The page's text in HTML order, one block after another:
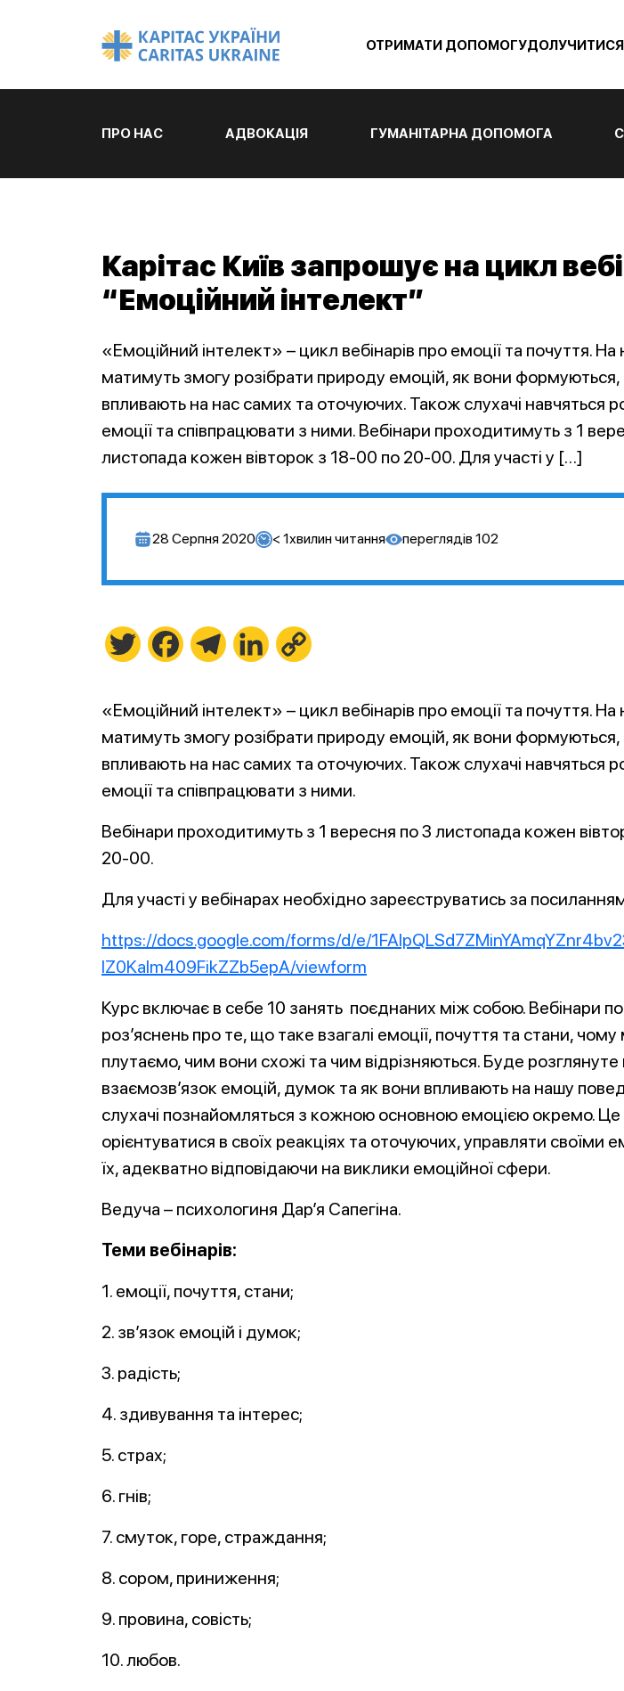
ОТРИМАТИ ДОПОМОГУДОЛУЧИТИСЯ
ПРО НАС АДВОКАЦІЯ ГУМАНІТАРНА ДОПОМОГА
Карітас Київ запрошує на цикл
“Емоційний інтелект”
«Емоційний інтелект» – цикл вебінарів про емоції та почуття. На
матимуть змогу розібрати природу емоцій, як вони формуються,
впливають на нас самих та оточуючих. Також слухачі навчяться
емоції та співпрацювати з ними. Вебінари проходитимуть з 1
листопада кожен вівторок з 18-00 по 20-00. Для участі у […]
28 Серпня 2020 < 1хвилин читання переглядів 102
Twitter FacebookTelegramLinkedIn
«Емоційний інтелект» – цикл вебінарів про емоції та почуття. На
матимуть змогу розібрати природу емоцій, як вони формуються,
впливають на нас самих та оточуючих. Також слухачі навчяться
емоції та співпрацювати з ними.
Вебінари проходитимуть з 1 вересня по 3 листопада кожен
20-00.
Для участі у вебінарах необхідно зареєструватись за
https://docs.google.com/forms/d/e/
IZ0KaIm409FikZZb5epA/viewform
Курс включає в себе 10 занять поєднаних між собою. Вебінари
роз’яснень про те, що таке взагалі емоції, почуття та стани, чому
плутаємо, чим вони схожі та чим відрізняються. Буде розглянуте
взаємозв’язок емоцій, думок та як вони впливають на нашу
слухачі познайомляться з кожною основною емоцією окремо.
орієнтуватися в своїх реакціях та оточуючих, управляти своїми
їх, адекватно відповідаючи на виклики емоційної сфери.
Ведуча – психологиня Дар’я Сапегіна.
Теми вебінарів:
1. емоції, почуття, стани;
2. зв’язок емоцій і думок;
3. радість;
4. здивування та інтерес;
5. страх;
6. гнів;
7. смуток, горе, страждання;
8. сором, приниження;
9. провина, совість;
10. любов.